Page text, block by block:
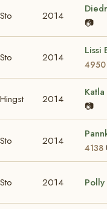
Sto 2014
📷
Sto 2014
Lissi
4950
Hingst 2014
Katla
📷
Sto 2014
4138
Sto 2014 Polly